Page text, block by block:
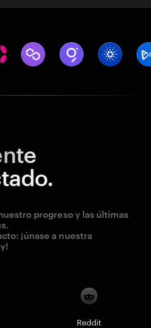
progreso y las últimas
¡únase a nuestra
Reddit